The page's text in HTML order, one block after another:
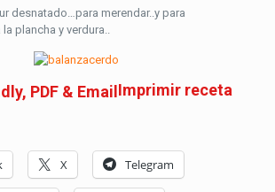
desnatado…para merendar..y para
la plancha y verdura..
Imprimir receta
X Telegram